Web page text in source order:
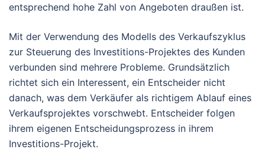
entsprechend hohe Zahl von Angeboten draußen ist.
Mit der Verwendung des Modells des Verkaufszyklus
zur Steuerung des Investitions-Projektes des Kunden
verbunden sind mehrere Probleme. Grundsätzlich
richtet sich ein Interessent, ein Entscheider nicht
danach, was dem Verkäufer als richtigem Ablauf eines
Verkaufsprojektes vorschwebt. Entscheider folgen
ihrem eigenen Entscheidungsprozess in ihrem
Investitions-Projekt.